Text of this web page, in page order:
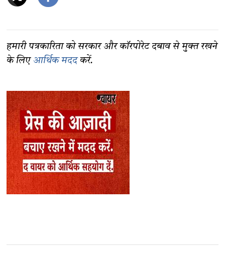
हमारी पत्रकारिता को सरकार और कॉरपोरेट दबाव से मुक्त रखने
के लिए आर्थिक मददकरें.